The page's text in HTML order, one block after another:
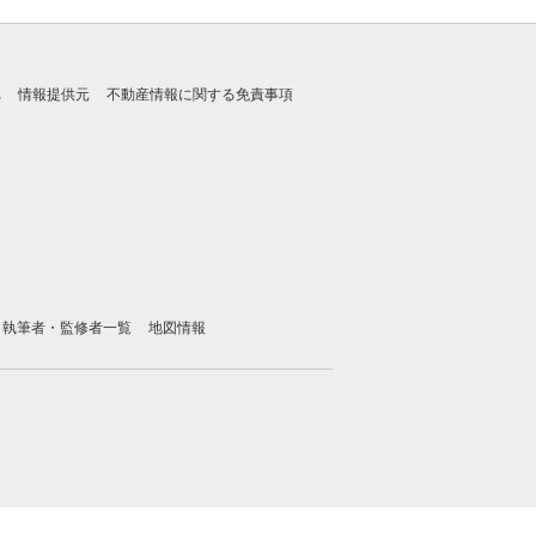
情報提供元 不動産情報に関する免責事項
執筆者・監修者一覧 地図情報